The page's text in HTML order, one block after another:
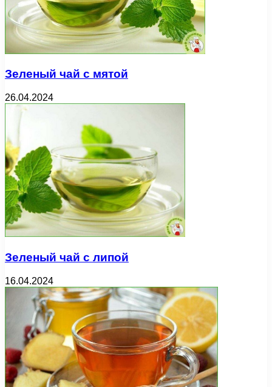
Зеленый чай с мятой
26.04.2024
Зеленый чай с липой
16.04.2024